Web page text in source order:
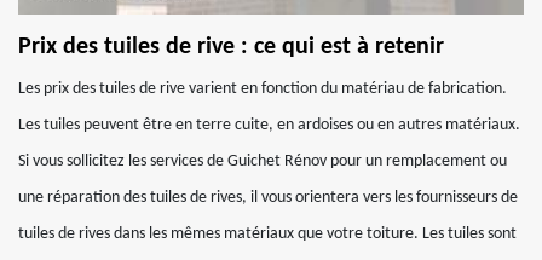
Prix des tuiles de rive : ce qui est à retenir
Les prix des tuiles de rive varient en fonction du matériau de fabrication.
Les tuiles peuvent être en terre cuite, en ardoises ou en autres matériaux.
Si vous sollicitez les services de Guichet Rénov pour un remplacement ou
une réparation des tuiles de rives, il vous orientera vers les fournisseurs de
tuiles de rives dans les mêmes matériaux que votre toiture. Les tuiles sont